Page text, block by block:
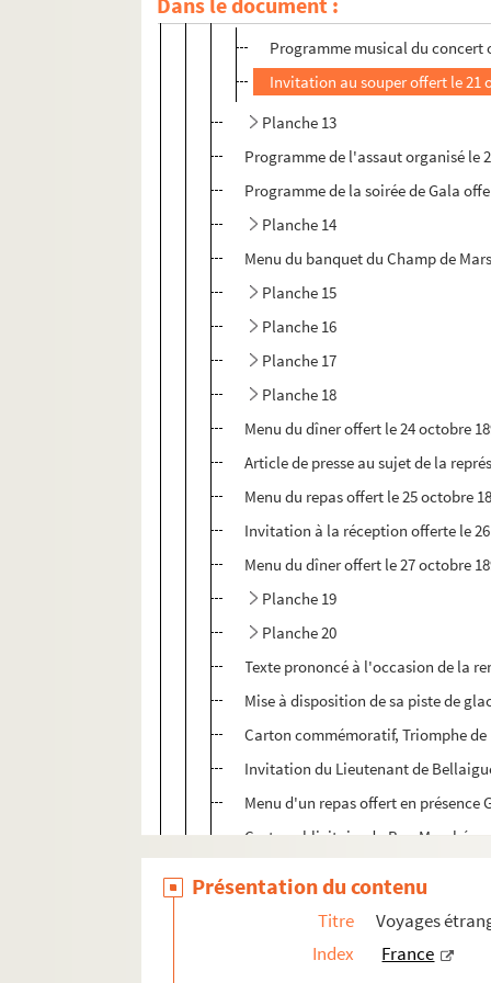
Planche 12
Programme musical du concert
Invitation au souper offert le 21
Planche 13
Programme de l'assaut organisé le
Programme de la soirée de Gala
Planche 14
Menu du banquet du Champ de
Planche 15
Planche 16
Planche 17
Planche 18
Menu du dîner offert le 24 octobre
Article de presse au sujet de la
Menu du repas offert le 25 octobre
Invitation à la réception offerte le
Menu du dîner offert le 27 octobre
Planche 19
Planche 20
Texte prononcé à l'occasion de la
Mise à disposition de sa piste de
Carton commémoratif, Triomphe de
Invitation du Lieutenant de
Menu d'un repas offert en présence
Carte publicitaire du Bon Marché,
Visite de l'Ambassadeur de
Visite des souverains russes
Visite du roi de Portugal
Présentation du contenu
Titre
Voyages
Index
France